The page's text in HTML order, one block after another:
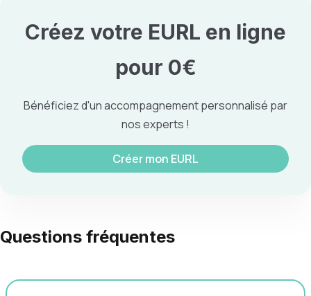
Créez votre EURL en ligne
pour 0€
Bénéficiez d'un accompagnement personnalisé par
nos experts !
Créer mon EURL
Questions fréquentes